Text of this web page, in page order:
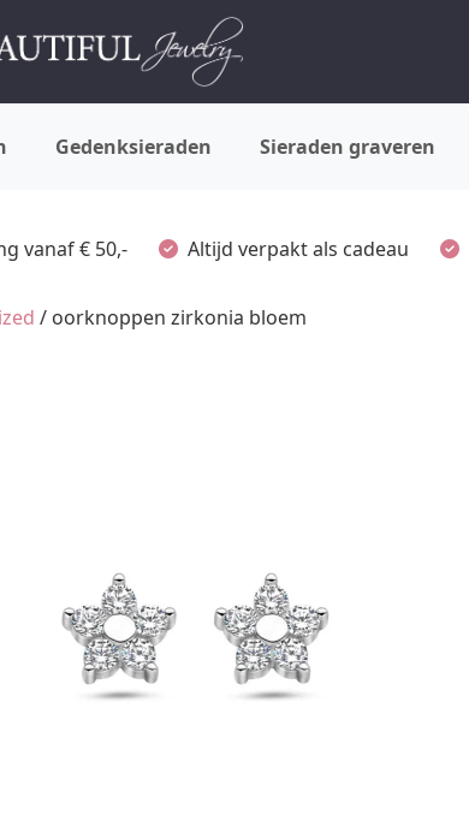
Gedenksieraden Sieraden graveren
vanaf € 50,- Altijd verpakt als cadeau
/ oorknoppen zirkonia bloem